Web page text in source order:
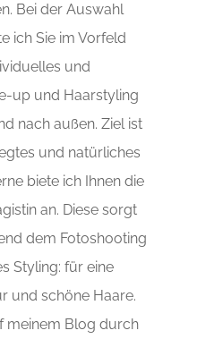
Bei der Auswahl
ich Sie im Vorfeld
und
up und Haarstyling
nach außen. Ziel ist
und natürliches
biete ich Ihnen die
an. Diese sorgt
dem Fotoshooting
Styling: für eine
und schöne Haare.
meinem Blog durch